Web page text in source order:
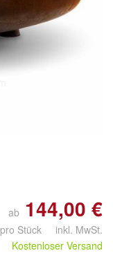
ab 144,00 €
pro Stück inkl. MwSt.
Kostenloser Versand